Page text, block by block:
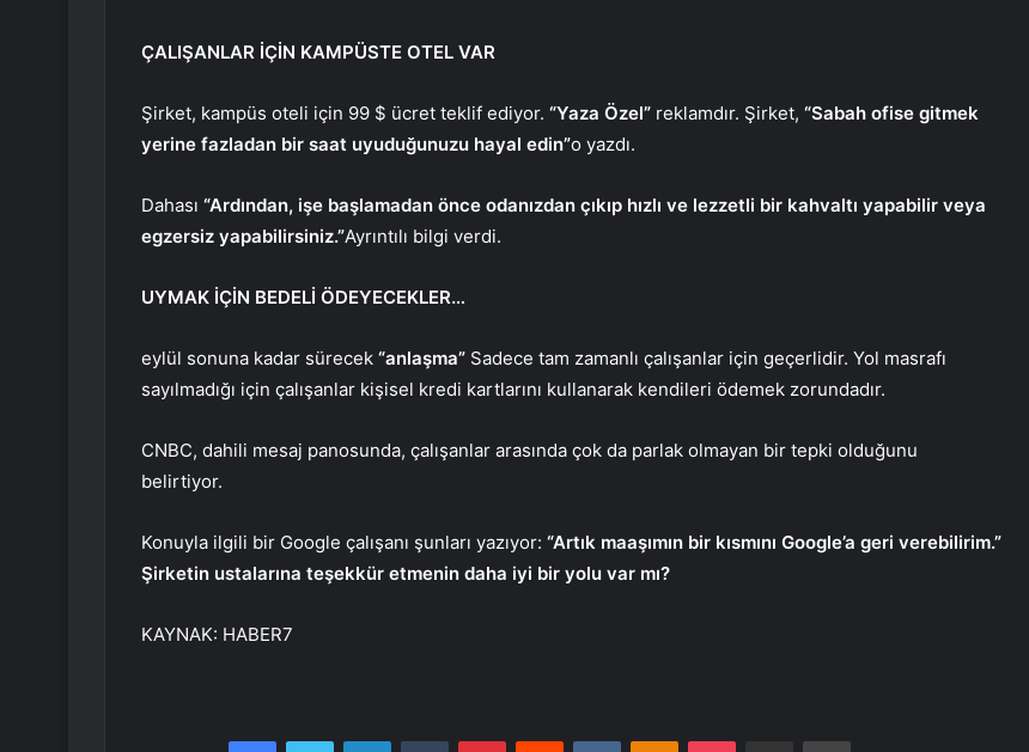
ÇALIŞANLAR İÇİN KAMPÜSTE OTEL VAR
Şirket, kampüs oteli için 99 $ ücret teklif ediyor. “Yaza Özel” reklamdır. Şirket, “Sabah ofise gitmek
yerine fazladan bir saat uyuduğunuzu hayal edin”o yazdı.
Dahası “Ardından, işe başlamadan önce odanızdan çıkıp hızlı ve lezzetli bir kahvaltı yapabilir veya
egzersiz yapabilirsiniz.”Ayrıntılı bilgi verdi.
UYMAK İÇİN BEDELİ ÖDEYECEKLER…
eylül sonuna kadar sürecek “anlaşma” Sadece tam zamanlı çalışanlar için geçerlidir. Yol masrafı
sayılmadığı için çalışanlar kişisel kredi kartlarını kullanarak kendileri ödemek zorundadır.
CNBC, dahili mesaj panosunda, çalışanlar arasında çok da parlak olmayan bir tepki olduğunu
belirtiyor.
Konuyla ilgili bir Google çalışanı şunları yazıyor: “Artık maaşımın bir kısmını Google’a geri verebilirim.”
Şirketin ustalarına teşekkür etmenin daha iyi bir yolu var mı?
KAYNAK: HABER7
FacebookTwitter LinkedInTumblr PinterestReddit VKontakteOdnoklassniki
Pocket E-Posta ile paylaş Yazdır